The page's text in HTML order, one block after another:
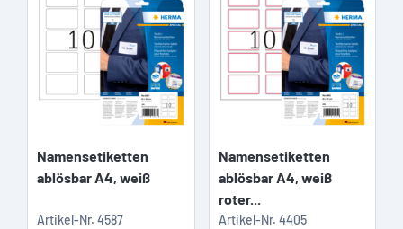
Namensetiketten
ablösbar A4, weiß
Artikel-Nr. 4587
Namensetiketten
ablösbar A4, weiß
roter...
Artikel-Nr. 4405